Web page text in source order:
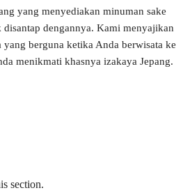
yang menyediakan minuman sake
dengannya. Kami menyajikan
berguna ketika Anda berwisata ke
menikmati khasnya izakaya Jepang.
section.